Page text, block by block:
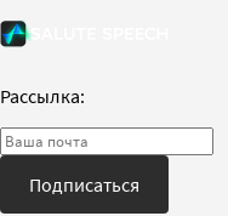
Рассылка:
Подписаться